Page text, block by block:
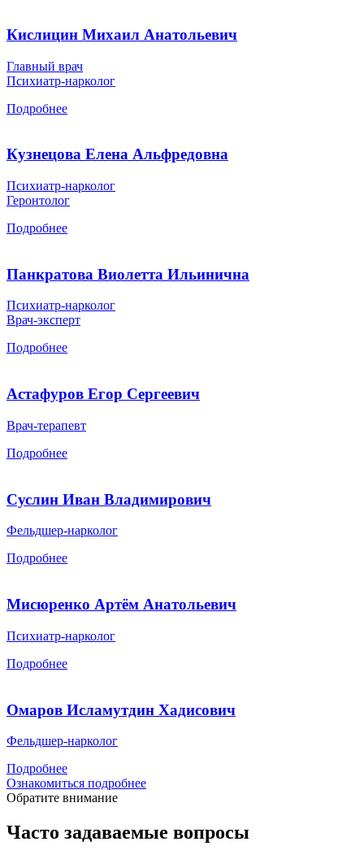
Кислицин Михаил Анатольевич
Главный врач
Психиатр-нарколог
Подробнее
Кузнецова Елена Альфредовна
Психиатр-нарколог
Геронтолог
Подробнее
Панкратова Виолетта Ильинична
Психиатр-нарколог
Врач-эксперт
Подробнее
Астафуров Егор Сергеевич
Врач-терапевт
Подробнее
Суслин Иван Владимирович
Фельдшер-нарколог
Подробнее
Мисюренко Артём Анатольевич
Психиатр-нарколог
Подробнее
Омаров Исламутдин Хадисович
Фельдшер-нарколог
Подробнее
Ознакомиться подробнее
Обратите внимание
Часто задаваемые вопросы